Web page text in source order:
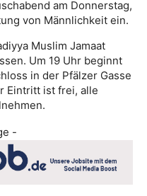
am Donnerstag,
von Männlichkeit ein.
Muslim Jamaat
Um 19 Uhr beginnt
in der Pfälzer Gasse
Eintritt ist frei, alle
-